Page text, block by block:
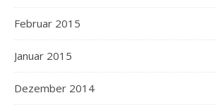
Februar 2015
Januar 2015
Dezember 2014